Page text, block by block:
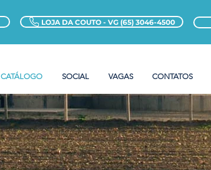
LOJA DA COUTO - VG (65) 3046-4500
CATÁLOGO SOCIAL VAGAS CONTATOS